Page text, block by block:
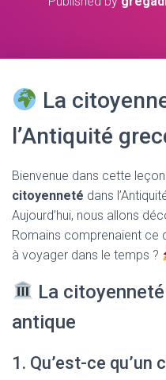
La
l’Antiquité
Bienvenue dans cette
citoyenneté dans
Aujourd’hui, nous allons
Romains comprenaient ce
à voyager dans le temps ?
La
antique
1. Qu’est-ce